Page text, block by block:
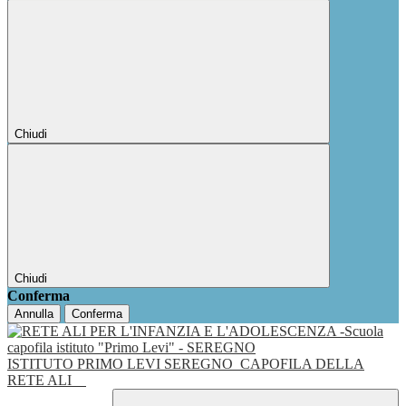
Chiudi
Chiudi
Conferma
Annulla Conferma
ISTITUTO PRIMO LEVI SEREGNO CAPOFILA DELLA
RETE ALI